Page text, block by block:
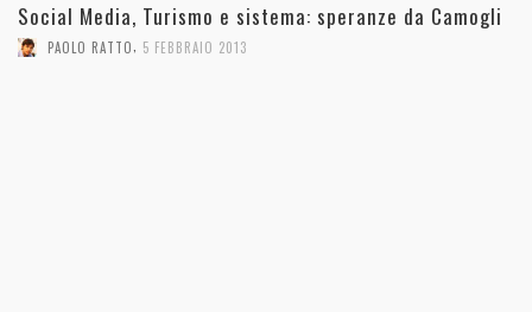
Social Media, Turismo e sistema: speranze da Camogli
PAOLO RATTO, 5 FEBBRAIO 2013